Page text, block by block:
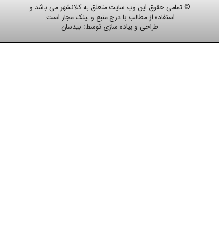
© تمامی حقوق این وب سایت متعلق به کلانشهر می باشد و
استفاده از مطالب با درج منبع و لینک مجاز است.
طراحی و پیاده سازی توسط: بیدسان